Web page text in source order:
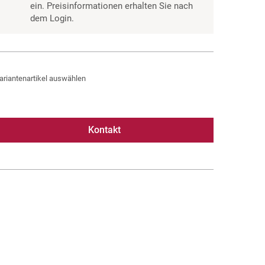
ein. Preisinformationen erhalten Sie nach
dem Login.
auswählen
Kontakt